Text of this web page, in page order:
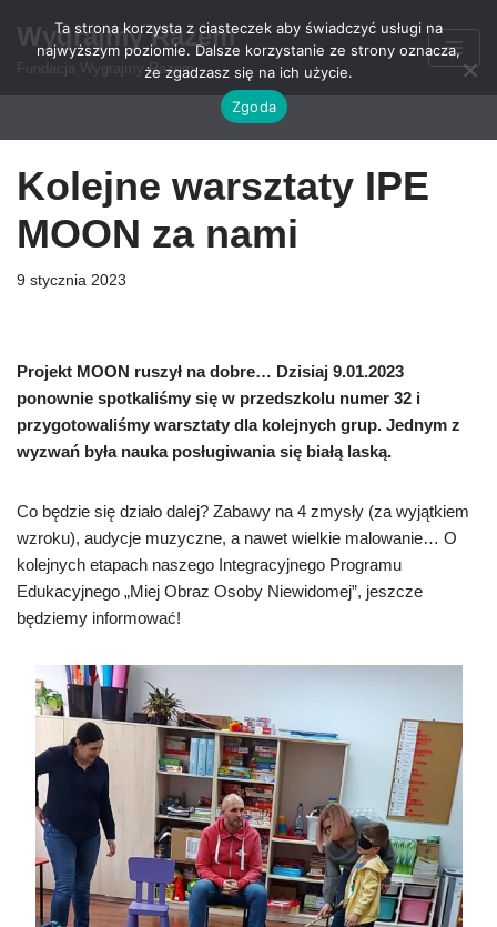
Przejdź
Wygrajmy Razem
Fundacja Wygrajmy Razem
Kolejne warsztaty IPE
MOON za nami
9 stycznia 2023
Projekt MOON ruszył na dobre… Dzisiaj 9.01.2023
ponownie spotkaliśmy się w przedszkolu numer 32 i
przygotowaliśmy warsztaty dla kolejnych grup. Jednym z
wyzwań była nauka posługiwania się białą laską.
Co będzie się działo dalej? Zabawy na 4 zmysły (za wyjątkiem
wzroku), audycje muzyczne, a nawet wielkie malowanie… O
kolejnych etapach naszego Integracyjnego Programu
Edukacyjnego „Miej Obraz Osoby Niewidomej”, jeszcze
będziemy informować!
Ta strona korzysta z ciasteczek aby świadczyć usługi na
najwyższym poziomie. Dalsze korzystanie ze strony oznacza,
że zgadzasz się na ich użycie.
Zgoda